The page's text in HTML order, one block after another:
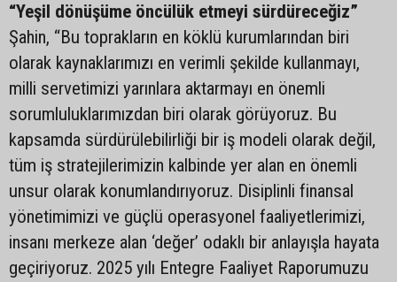
“Yeşil dönüşüme öncülük etmeyi sürdüreceğiz”
Şahin, “Bu toprakların en köklü kurumlarından biri
olarak kaynaklarımızı en verimli şekilde kullanmayı,
milli servetimizi yarınlara aktarmayı en önemli
sorumluluklarımızdan biri olarak görüyoruz. Bu
kapsamda sürdürülebilirliği bir iş modeli olarak değil,
tüm iş stratejilerimizin kalbinde yer alan en önemli
unsur olarak konumlandırıyoruz. Disiplinli finansal
yönetimimizi ve güçlü operasyonel faaliyetlerimizi,
insanı merkeze alan ‘değer’ odaklı bir anlayışla hayata
geçiriyoruz. 2025 yılı Entegre Faaliyet Raporumuzu